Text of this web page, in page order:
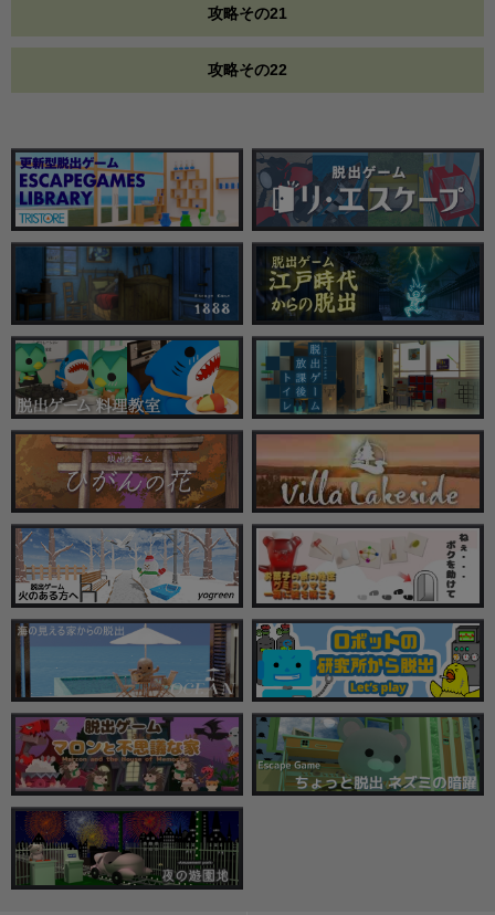
攻略その21
攻略その22